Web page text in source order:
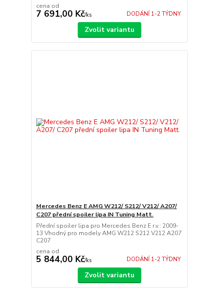
cena od
7 691,00 Kč/ks DODÁNÍ 1-2 TÝDNY
Zvolit variantu
Mercedes Benz E AMG W212/ S212/ V212/ A207/
C207 přední spoiler lipa IN Tuning Matt.
Přední spoiler lipa pro Mercedes Benz E r.v.: 2009-
13 Vhodný pro modely AMG W212 S212 V212 A207
C207
cena od
5 844,00 Kč/ks DODÁNÍ 1-2 TÝDNY
Zvolit variantu